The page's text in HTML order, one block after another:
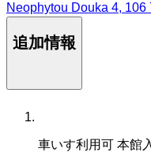
Neophytou Douka 4, 106
追加情報
車いす利用可 本館